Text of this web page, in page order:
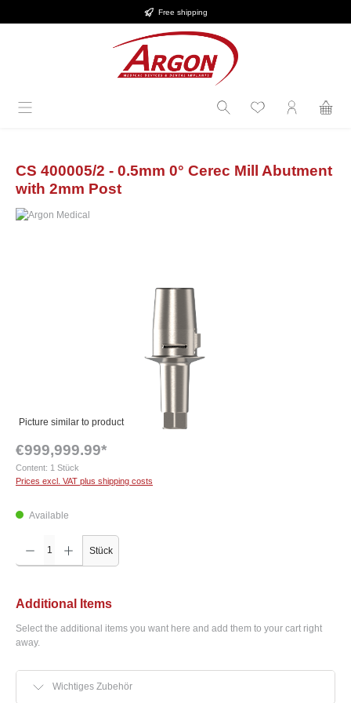
Free shipping
CS 400005/2 - 0.5mm 0° Cerec Mill Abutment
with 2mm Post
Picture similar to product
€999,999.99*
Content: 1 Stück
Prices excl. VAT plus shipping costs
Available
Product Quantity: Enter the desired amount or use the buttons to increase or decrease the
Stück
Additional Items
Select the additional items you want here and add them to your cart right
away.
Wichtiges Zubehör